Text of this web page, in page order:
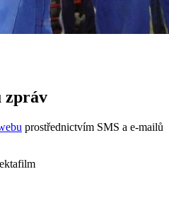
zpráv
prostřednictvím SMS a e-mailů